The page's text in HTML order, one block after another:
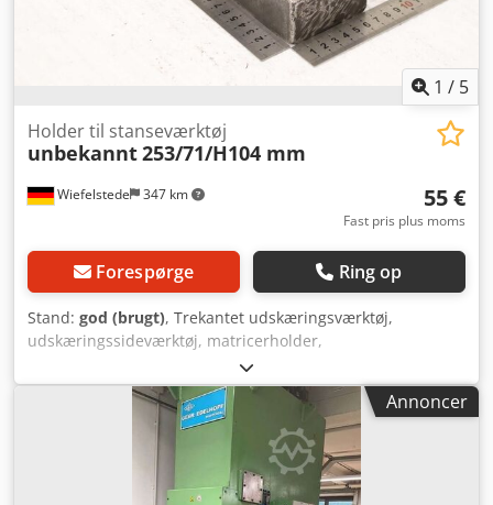
1 / 5
Wiefelstede 347 km
Holder til stanseværktøj
unbekannt253/71/H104 mm
55 €
Fast pris plus moms
Forespørge Ring op
Stand: god (brugt), Trekantet udskæringsværktøj,
udskæringssideværktøj, matricerholder,
udskæringsværktøj, stansværktøj, stans, stansmatrice,
hjørneudskæringsstempel, stansstempel, firkantet
udskæringsstempel, udskæringsstempel,
udskæringsværktøj Crodpfxszpwq Ne Abtof -Stansværktøj:
Holder til stansværktøj -Borhuller: Ø 60 mm -Mål: se
billeder -Dimensioner: 253/71/H104 mm -Vægt: 6,6 kg
Annoncer